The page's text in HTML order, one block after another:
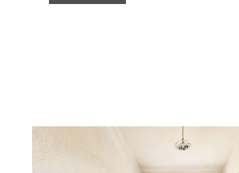
ST MICHEL DE CHAILLOL 05
, 2 pièces